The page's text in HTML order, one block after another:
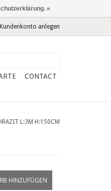
anlegen
CONTACT
L:3M H:150CM
HINZUFÜGEN
»